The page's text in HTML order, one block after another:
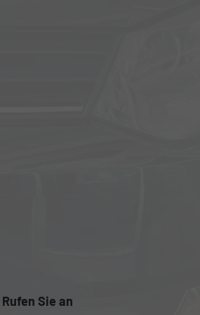
Rufen Sie an